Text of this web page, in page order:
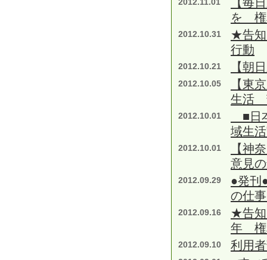
2012.11.01
を 権
2012.10.31
★告
行動
2012.10.21 【朝
2012.10.05
【東
生活
2012.10.01
■日
域生
2012.10.01
【神
意見
2012.09.29
●発刊
の仕
2012.09.16
★告知
年 権
2012.09.10 利用